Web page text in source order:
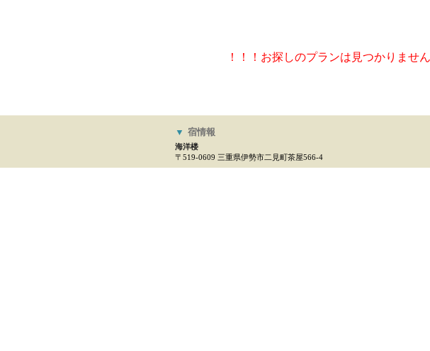
！！！お探しのプランは見つかりませ
▼ 宿情報
海洋楼
〒519-0609 三重県伊勢市二見町茶屋566-4